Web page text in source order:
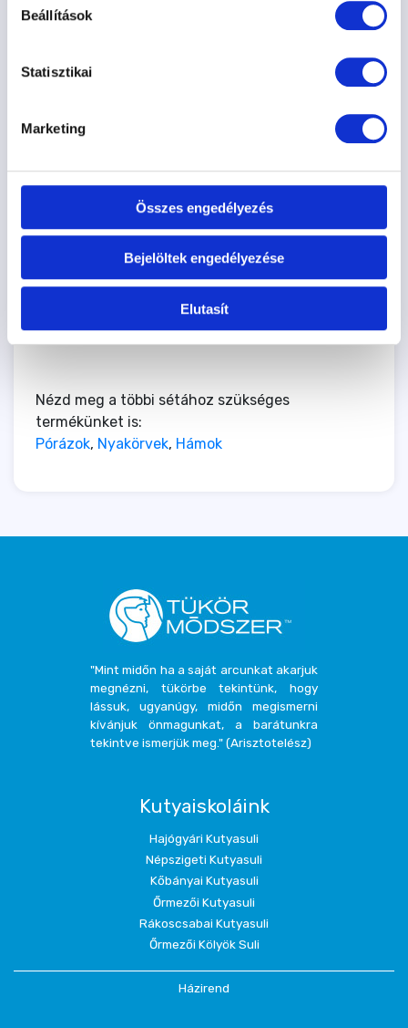
Beállítások
Statisztikai
Marketing
Összes engedélyezés
Bejelöltek engedélyezése
Elutasít
Nyakörvméreteink (pl. 30-as méret) a felhasznált
rögzítőelemek figyelembevétele nélkül. Meg kell
második érték pedig a lehető legnagyobb
Nézd meg a többi sétához szükséges
termékünket is:
Pórázok, Nyakörvek, Hámok
"Mint midőn ha a saját arcunkat akarjuk
megnézni, tükörbe tekintünk, hogy
lássuk, ugyanúgy, midőn megismerni
kívánjuk önmagunkat, a barátunkra
tekintve ismerjük meg." (Arisztotelész)
Kutyaiskoláink
Hajógyári Kutyasuli
Népszigeti Kutyasuli
Kőbányai Kutyasuli
Őrmezői Kutyasuli
Rákoscsabai Kutyasuli
Őrmezői Kölyök Suli
Házirend